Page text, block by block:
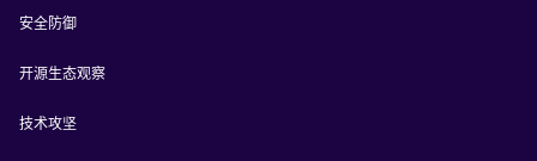
安全防御
开源生态观察
技术攻坚